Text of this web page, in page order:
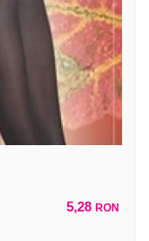
5,28 RON